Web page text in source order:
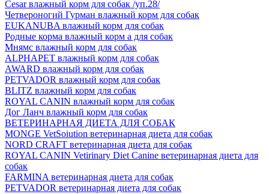
Cesar влажный корм для собак /уп.28/
Четвероногий Гурман влажный корм для собак
EUKANUBA влажный корм для собак
Родные корма влажный корм а для собак
Мнямс влажный корм для собак
ALPHAPET влажный корм для собак
AWARD влажный корм для собак
PETVADOR влажный корм для собак
BLITZ влажный корм для собак
ROYAL CANIN влажный корм для собак
Дог Ланч влажный корм для собак
ВЕТЕРИНАРНАЯ ДИЕТА ДЛЯ СОБАК
MONGE VetSoiution ветеринарная диета для собак
NORD CRAFT ветеринарная диета для собак
ROYAL CANIN Vetirinary Diet Canine ветеринарная диета для
собак
FARMINA ветеринарная диета для собак
PETVADOR ветеринарная диета для собак